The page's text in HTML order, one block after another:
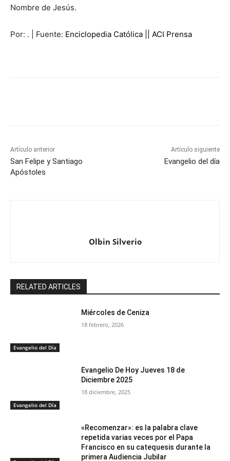
Nombre de Jesús.
Por: . | Fuente: Enciclopedia Católica || ACI Prensa
Artículo anterior
San Felipe y Santiago
Apóstoles
Artículo siguiente
Evangelio del día
Olbin Silverio
RELATED ARTICLES
Evangelio del Día
Miércoles de Ceniza
18 febrero, 2026
Evangelio del Día
Evangelio De Hoy Jueves 18 de
Diciembre 2025
18 diciembre, 2025
«Recomenzar»: es la palabra clave
repetida varias veces por el Papa
Francisco en su catequesis durante la
primera Audiencia Jubilar